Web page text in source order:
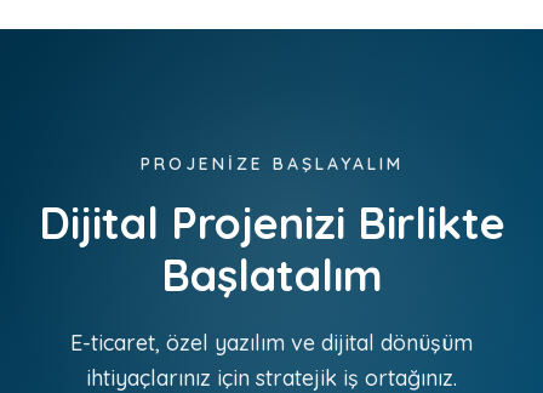
PROJENİZE BAŞLAYALIM
Dijital Projenizi Birlikte
Başlatalım
E-ticaret, özel yazılım ve dijital dönüşüm
ihtiyaçlarınız için stratejik iş ortağınız.